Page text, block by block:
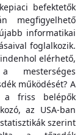
befektetők
megfigyelhető
informatikai
foglalkozik.
elérhető,
mesterséges
működését? A
a friss belépők
az USA-ban
szerint